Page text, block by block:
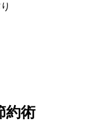
約術